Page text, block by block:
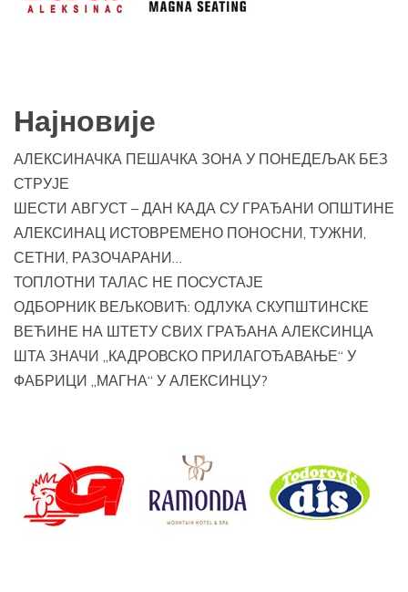
Најновије
АЛЕКСИНАЧКА ПЕШАЧКА ЗОНА У ПОНЕДЕЉАК БЕЗ
СТРУЈЕ
ШЕСТИ АВГУСТ – ДАН КАДА СУ ГРАЂАНИ ОПШТИНЕ
АЛЕКСИНАЦ ИСТОВРЕМЕНО ПОНОСНИ, ТУЖНИ,
СЕТНИ, РАЗОЧАРАНИ…
ТОПЛОТНИ ТАЛАС НЕ ПОСУСТАЈЕ
ОДБОРНИК ВЕЉКОВИЋ: ОДЛУКА СКУПШТИНСКЕ
ВЕЋИНЕ НА ШТЕТУ СВИХ ГРАЂАНА АЛЕКСИНЦА
ШТА ЗНАЧИ „КАДРОВСКО ПРИЛАГОЂАВАЊЕ“ У
ФАБРИЦИ „МАГНА“ У АЛЕКСИНЦУ?